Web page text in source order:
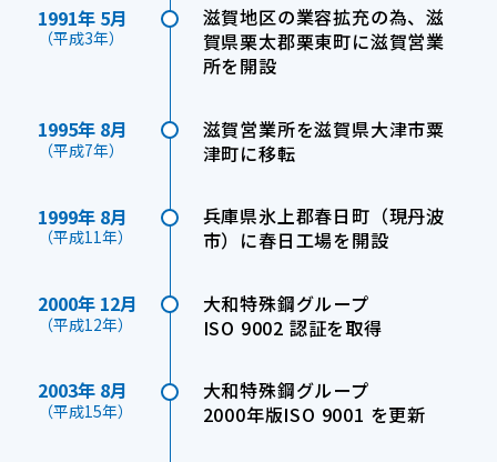
1991年 5月
（平成3年）
滋賀地区の業容拡充の為、滋
賀県栗太郡栗東町に滋賀営業
所を開設
1995年 8月
（平成7年）
滋賀営業所を滋賀県大津市粟
津町に移転
1999年 8月
（平成11年）
兵庫県氷上郡春日町（現丹波
市）に春日工場を開設
2000年 12月
（平成12年）
大和特殊鋼グループ
ISO 9002 認証を取得
2003年 8月
（平成15年）
大和特殊鋼グループ
2000年版ISO 9001 を更新